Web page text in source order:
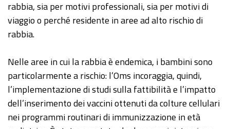
rabbia, sia per motivi professionali, sia per motivi di
viaggio o perché residente in aree ad alto rischio di
rabbia.
Nelle aree in cui la rabbia è endemica, i bambini sono
particolarmente a rischio: l’Oms incoraggia, quindi,
l’implementazione di studi sulla fattibilità e l’impatto
dell’inserimento dei vaccini ottenuti da colture cellulari
nei programmi routinari di immunizzazione in età